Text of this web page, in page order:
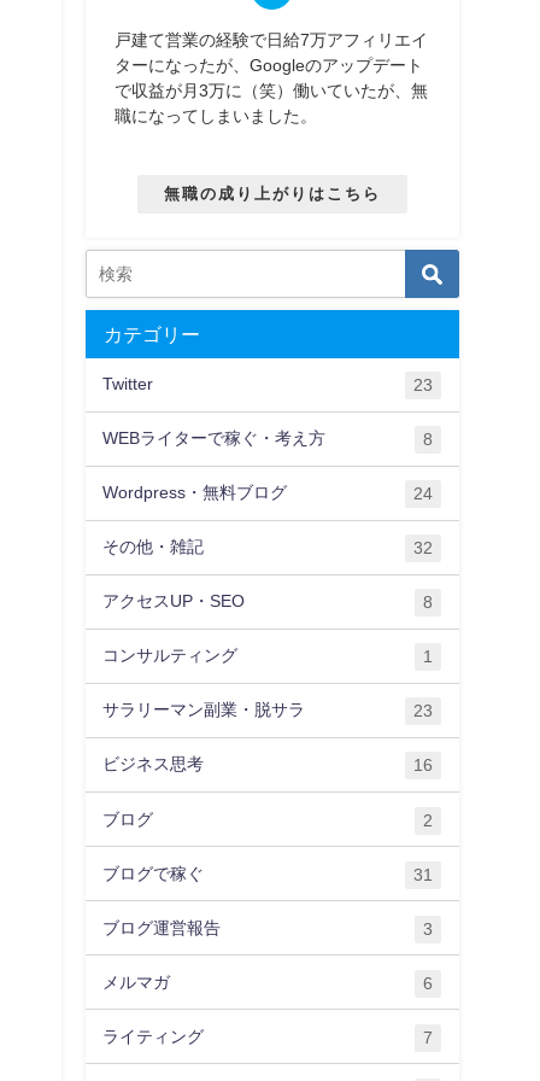
戸建て営業の経験で日給7万アフィリエイ
ターになったが、Googleのアップデート
で収益が月3万に（笑）働いていたが、無
職になってしまいました。
無職の成り上がりはこちら
カテゴリー
Twitter 23
WEBライターで稼ぐ・考え方 8
Wordpress・無料ブログ 24
その他・雑記 32
アクセスUP・SEO 8
コンサルティング 1
サラリーマン副業・脱サラ 23
ビジネス思考 16
ブログ 2
ブログで稼ぐ 31
ブログ運営報告 3
メルマガ 6
ライティング 7